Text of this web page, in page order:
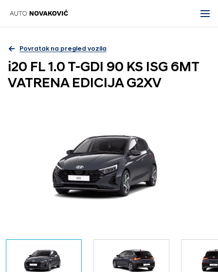
Povratak na pregled vozila
i20 FL 1.0 T-GDI 90 KS ISG 6MT
VATRENA EDICIJA G2XV